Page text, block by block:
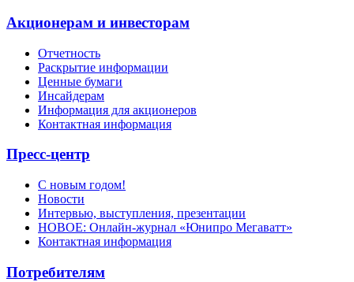
Акционерам и инвесторам
Отчетность
Раскрытие информации
Ценные бумаги
Инсайдерам
Информация для акционеров
Контактная информация
Пресс-центр
С новым годом!
Новости
Интервью, выступления, презентации
НОВОЕ: Онлайн-журнал «Юнипро Мегаватт»
Контактная информация
Потребителям